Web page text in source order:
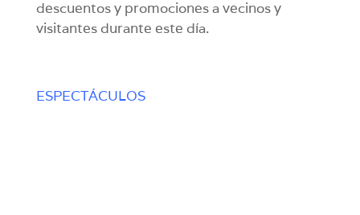
descuentos y promociones a vecinos y
visitantes durante este día.
ESPECTÁCULOS